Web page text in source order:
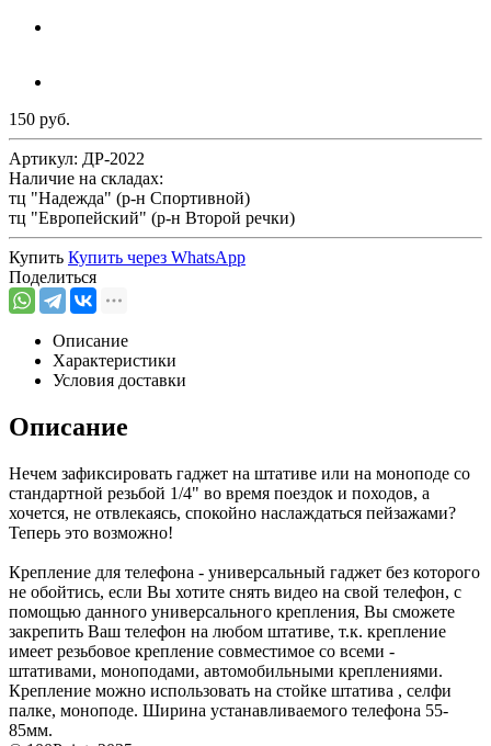
150 руб.
Артикул: ДР-2022
Наличие на складах:
тц "Надежда" (р-н Спортивной)
тц "Европейский" (р-н Второй речки)
Купить Купить через WhatsApp
Поделиться
Описание
Характеристики
Условия доставки
Описание
Нечем зафиксировать гаджет на штативе или на моноподе со
стандартной резьбой 1/4" во время поездок и походов, а
хочется, не отвлекаясь, спокойно наслаждаться пейзажами?
Теперь это возможно!
Крепление для телефона - универсальный гаджет без которого
не обойтись, если Вы хотите снять видео на свой телефон, с
помощью данного универсального крепления, Вы сможете
закрепить Ваш телефон на любом штативе, т.к. крепление
имеет резьбовое крепление совместимое со всеми -
штативами, моноподами, автомобильными креплениями.
Крепление можно использовать на стойке штатива , селфи
палке, моноподе. Ширина устанавливаемого телефона 55-
85мм.